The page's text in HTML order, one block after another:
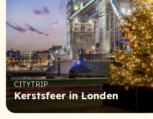
CITYTRIP
Kerstsfeer in Londen